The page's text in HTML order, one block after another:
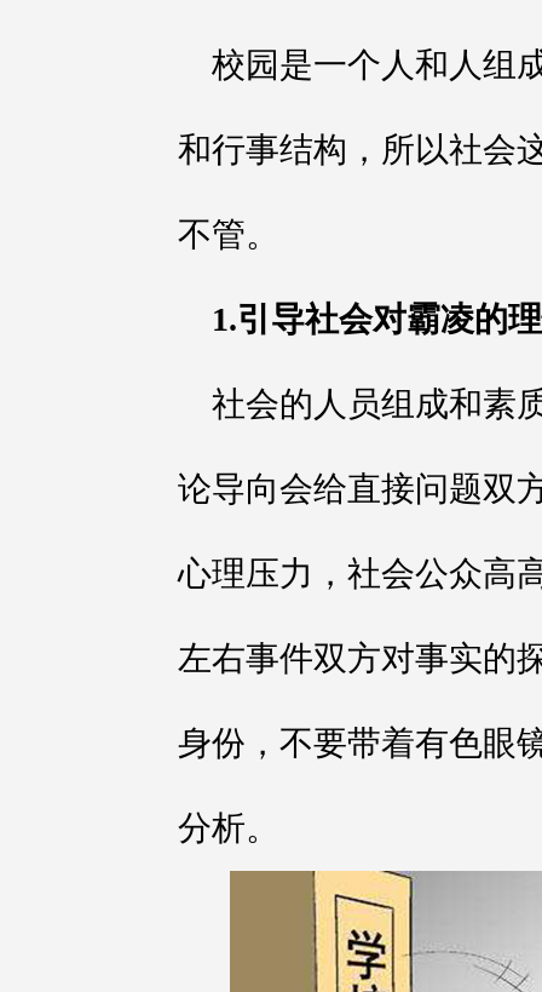
校园是一个人和人组
和行事结构，所以社会
不管。
1.引导社会对霸凌的
社会的人员组成和素
论导向会给直接问题双
心理压力，社会公众高
左右事件双方对事实的
身份，不要带着有色眼
分析。